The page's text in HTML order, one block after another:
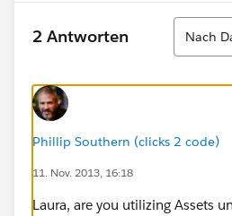
2 Antworten
Sortieren
Nach
Phillip Southern (clicks 2 code)
11. Nov. 2013, 16:18
Laura, are you utilizing Assets